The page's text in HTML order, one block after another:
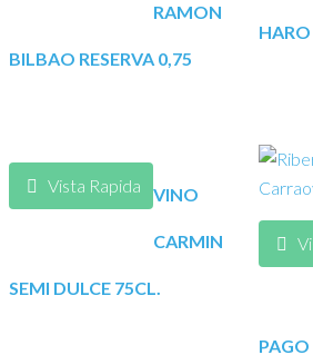
RAMON
BILBAO RESERVA 0,75
Vista Rapida VINO
CARMIN
SEMI DULCE 75CL.
PAGO